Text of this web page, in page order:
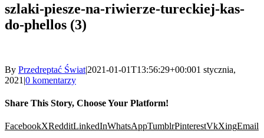
szlaki-piesze-na-riwierze-tureckiej-kas-
do-phellos (3)
By Przedreptać Świat|2021-01-01T13:56:29+00:001 stycznia,
2021 |0 komentarzy
Share This Story, Choose Your Platform!
FacebookXRedditLinkedInWhatsAppTumblrPinterestVkXingEmail